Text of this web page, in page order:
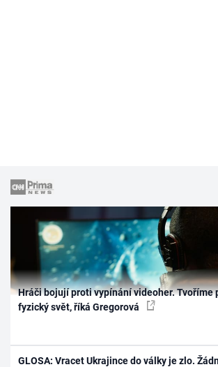
Hráči bojují proti vypínání videoher. Tvoříme
fyzický svět, říká Gregorová
GLOSA: Vracet Ukrajince do války je zlo.